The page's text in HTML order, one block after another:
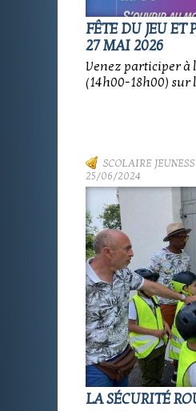
FÊTE DU JEU ET
27 MAI 2026
Venez participer à
(14h00-18h00) sur
SCOLAIRE
25/06/2024
LA SÉCURITÉ